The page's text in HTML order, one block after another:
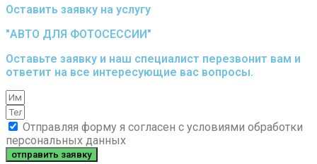
Оставить заявку на услугу
"АВТО ДЛЯ ФОТОСЕССИИ"
Оставьте заявку и наш специалист перезвонит вам и
ответит на все интересующие вас вопросы.
Отправляя форму я согласен с условиями обработки
персональных данных
отправить заявку